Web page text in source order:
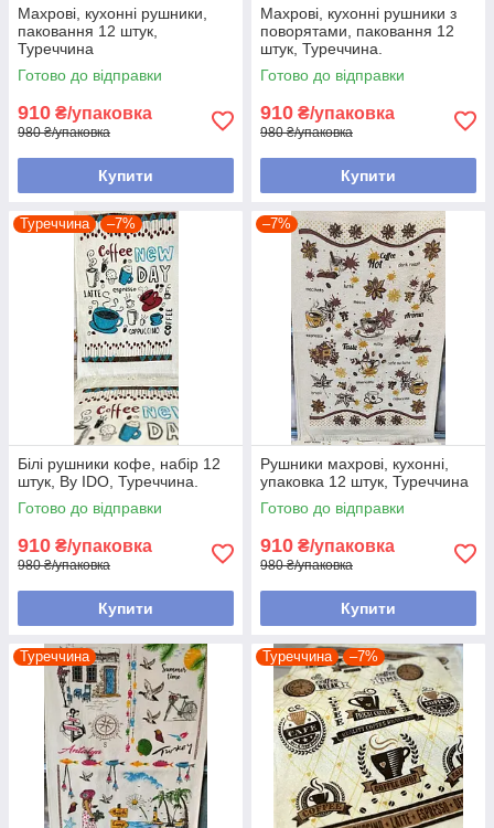
Махрові, кухонні рушники,
паковання 12 штук,
Туреччина
Готово до відправки
910 ₴/упаковка
980 ₴/упаковка
Купити
Махрові, кухонні рушники з
поворятами, паковання 12
штук, Туреччина.
Готово до відправки
910 ₴/упаковка
980 ₴/упаковка
Купити
Туреччина –7%
Білі рушники кофе, набір 12
штук, By IDO, Туреччина.
Готово до відправки
910 ₴/упаковка
980 ₴/упаковка
Купити
–7%
Рушники махрові, кухонні,
упаковка 12 штук, Туреччина
Готово до відправки
910 ₴/упаковка
980 ₴/упаковка
Купити
Туреччина Туреччина –7%